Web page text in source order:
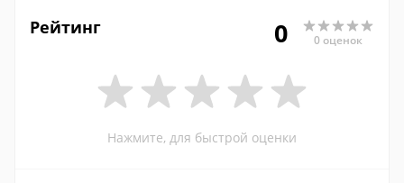
Рейтинг 0 0 оценок
Нажмите, для быстрой оценки